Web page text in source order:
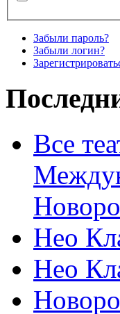
Забыли пароль?
Забыли логин?
Все
Нео
Нео